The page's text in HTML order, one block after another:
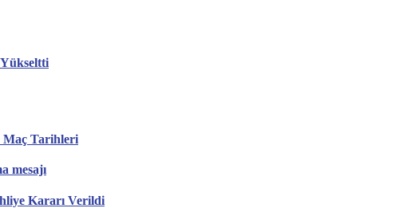
Maç Tarihleri
mesajı
Kararı Verildi